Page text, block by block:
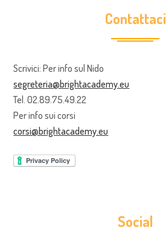
Contattaci
Scrivici: Per info sul Nido
segreteria@brightacademy.eu
Tel. 02.89.75.49.22
Per info sui corsi
corsi@brightacademy.eu
Social